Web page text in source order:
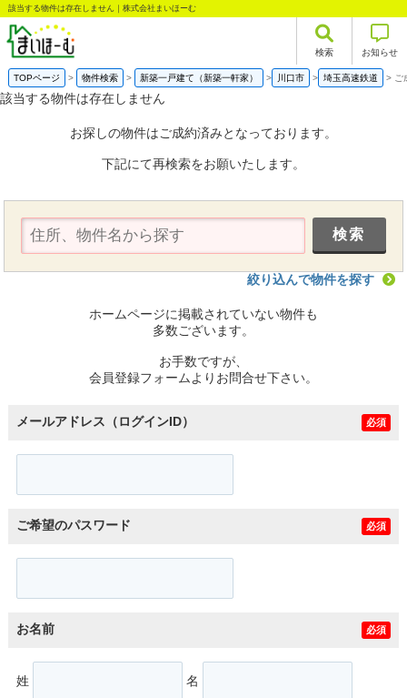
該当する物件は存在しません｜株式会社まいほーむ
検索 お知らせ
TOPページ 物件検索 新築一戸建て（新築一軒家） 川口市 埼玉高速鉄道 ご
該当する物件は存在しません
お探しの物件はご成約済みとなっております。
下記にて再検索をお願いたします。
絞り込んで物件を探す
ホームページに掲載されていない物件も
多数ございます。
お手数ですが、
会員登録フォームよりお問合せ下さい。
メールアドレス（ログインID） 必須
ご希望のパスワード 必須
お名前 必須
姓 名